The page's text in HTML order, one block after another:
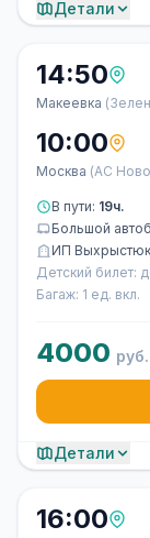
Детали
14:50
Макеевка
10:00
Москва (АС
В пути: 19ч.
Большой
ИП
Детский билет:
Багаж: 1 ед. вкл.
4000 руб.
Детали
16:00